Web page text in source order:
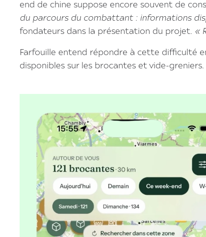
end de chine suppose encore souvent de
du parcours du combattant : informations
fondateurs dans la présentation du projet. «
Farfouille entend répondre à cette difficulté
disponibles sur les brocantes et vide-greniers.